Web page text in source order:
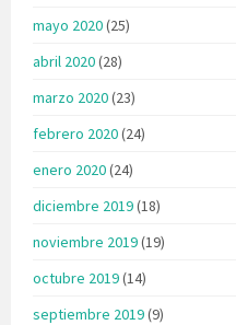
mayo 2020(25)
abril 2020(28)
marzo 2020(23)
febrero 2020(24)
enero 2020(24)
diciembre 2019(18)
noviembre 2019(19)
octubre 2019(14)
septiembre 2019(9)